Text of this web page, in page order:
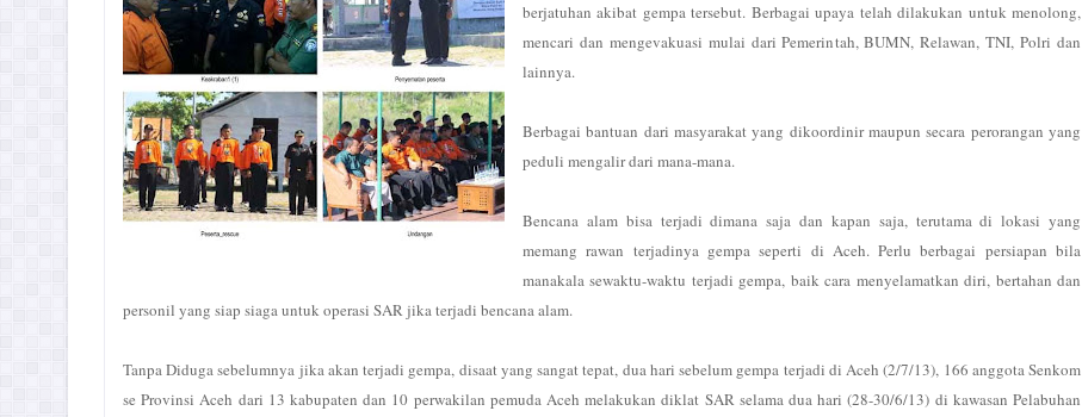
berjatuhan akibat gempa tersebut. Berbagai upaya telah dilakukan untuk menolong,
mencari dan mengevakuasi mulai dari Pemerintah, BUMN, Relawan, TNI, Polri dan
lainnya.
Berbagai bantuan dari masyarakat yang dikoordinir maupun secara perorangan yang
peduli mengalir dari mana-mana.
Bencana alam bisa terjadi dimana saja dan kapan saja, terutama di lokasi yang
memang rawan terjadinya gempa seperti di Aceh. Perlu berbagai persiapan bila
manakala sewaktu-waktu terjadi gempa, baik cara menyelamatkan diri, bertahan dan
personil yang siap siaga untuk operasi SAR jika terjadi bencana alam.
Tanpa Diduga sebelumnya jika akan terjadi gempa, disaat yang sangat tepat, dua hari sebelum gempa terjadi di Aceh (2/7/13), 166 anggota Senkom
se Provinsi Aceh dari 13 kabupaten dan 10 perwakilan pemuda Aceh melakukan diklat SAR selama dua hari (28-30/6/13) di kawasan Pelabuhan